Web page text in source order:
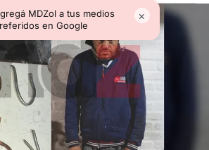
MDZol a tus medios
en Google
×